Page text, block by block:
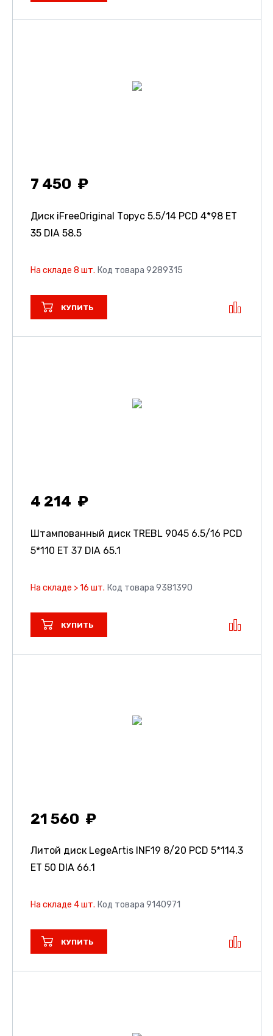
7 450
Диск iFreeOriginal Торус 5.5/14 PCD 4*98 ET
35 DIA 58.5
На складе 8 шт. Код товара 9289315
КУПИТЬ
4 214
Штампованный диск TREBL 9045 6.5/16 PCD
5*110 ET 37 DIA 65.1
На складе > 16 шт. Код товара 9381390
КУПИТЬ
21 560
Литой диск LegeArtis INF19 8/20 PCD 5*114.3
ET 50 DIA 66.1
На складе 4 шт. Код товара 9140971
КУПИТЬ